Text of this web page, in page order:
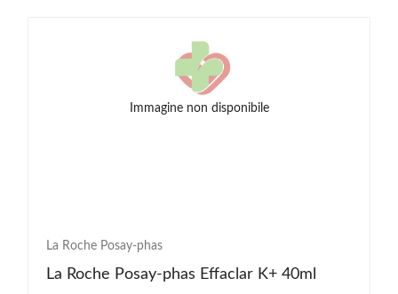
Immagine non disponibile
La Roche Posay-phas
La Roche Posay-phas Effaclar K+ 40ml